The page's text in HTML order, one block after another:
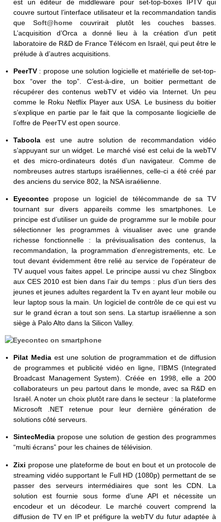
est un éditeur de middleware pour set-top-boxes IPTV qui
couvre surtout l’interface utilisateur et la recommandation tandis
que Soft@homecouvrirait plutôt les couches basses.
L’acquisition d’Orca a donné lieu à la création d’un petit
laboratoire de R&D de France Télécom en Israël, qui peut être le
prélude à d’autres acquisitions.
PeerTV : propose une solution logicielle et matérielle de set-top-
box “over the top”. C’est-à-dire, un boitier permettant de
récupérer des contenus webTV et vidéo via Internet. Un peu
comme le Roku Netflix Player aux USA. Le business du boitier
s’explique en partie par le fait que la composante liogicielle de
l’offre de PeerTV est open source.
Taboolaest une autre solution de recommandation vidéo
s’appuyant sur un widget. Le marché visé est celui de la webTV
et des micro-ordinateurs dotés d’un navigateur. Comme de
nombreuses autres startups israéliennes, celle-ci a été créé par
des anciens du service 802, la NSA israélienne.
Eyecontecpropose un logiciel de télécommande de sa TV
tournant sur divers appareils comme les smartphones. Le
principe est d’utiliser un guide de programme sur le mobile pour
sélectionner les programmes à visualiser avec une grande
richesse fonctionnelle : la prévisualisation des contenus, la
recommandation, la programmation d’enregistrements, etc. Le
tout devant évidemment être relié au service de l’opérateur de
TV auquel vous faites appel. Le principe aussi vu chez Slingbox
aux CES 2010 est bien dans l’air du temps : plus d’un tiers des
jeunes et jeunes adultes regardent la Tv en ayant leur mobile ou
leur laptop sous la main. Un logiciel de contrôle de ce qui est vu
sur le grand écran a tout son sens. La startup israélienne a son
siège à Palo Alto dans la Silicon Valley.
Pilat Media est une solution de programmation et de diffusion
de programmes et publicité vidéo en ligne, l’IBMS (Integrated
Broadcast Management System). Créée en 1998, elle a 200
collaborateurs un peu partout dans le monde, avec sa R&D en
Israël. A noter un choix plutôt rare dans le secteur : la plateforme
Microsoft .NET retenue pour leur dernière génération de
solutions côté serveurs.
SintecMediapropose une solution de gestion des programmes
“multi écrans” pour les chaines de télévision.
Zixi propose une plateforme de bout en bout et un protocole de
streaming vidéo supportant le Full HD (1080p) permettant de se
passer des serveurs intermédiaires que sont les CDN. La
solution est fournie sous forme d’une API et nécessite un
encodeur et un décodeur. Le marché couvert comprend la
diffusion de TV en IP et préfigure la webTV du futur adaptée à